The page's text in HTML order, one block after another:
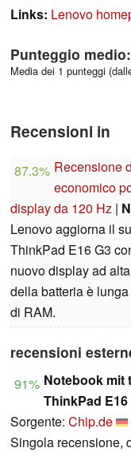
Links: Lenovo
Punteggio medio:
Media dei 1 punteggi
Recensioni in
87.3% Recensione
economico
display da 120 Hz |
Lenovo aggiorna il
ThinkPad E16 G3
nuovo display ad
della batteria è
di RAM.
recensioni
91% Notebook mit
ThinkPad E16
Sorgente: Chip.de
Singola recensione,